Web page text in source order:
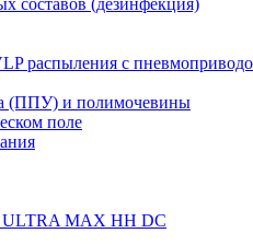
распыления с
(ППУ) и полимочевины
поле
ULTRA MAX HH DC